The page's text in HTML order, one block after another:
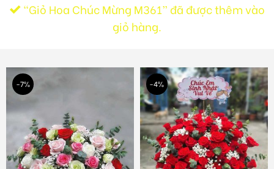
“Giỏ Hoa Chúc Mừng M361” đã được thêm vào
giỏ hàng.
-7% -4%